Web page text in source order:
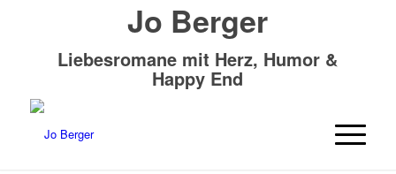
Jo Berger
Liebesromane mit Herz, Humor &
Happy End